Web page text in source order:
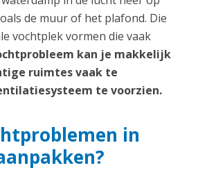
de muur of het plafond. Die
vochtplek vormen die vaak
kan je makkelijk
ruimtes vaak te
te voorzien.
in